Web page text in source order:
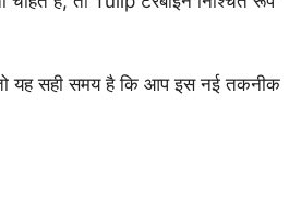
यह सही समय है कि आप इस नई तकनीक